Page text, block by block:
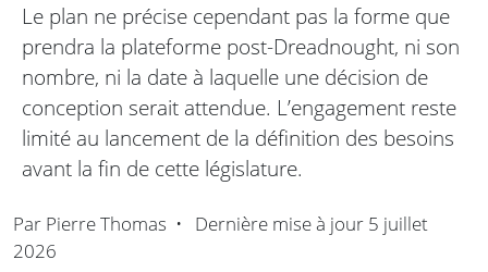
Le plan ne précise cependant pas la forme que
prendra la plateforme post-Dreadnought, ni son
nombre, ni la date à laquelle une décision de
conception serait attendue. L’engagement reste
limité au lancement de la définition des besoins
avant la fin de cette législature.
Par Pierre Thomas • Dernière mise à jour 5 juillet
2026